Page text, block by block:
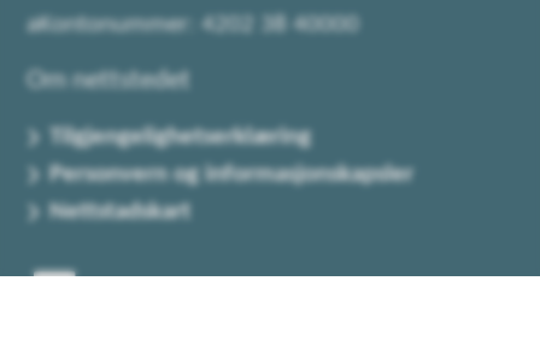
aKontonummer: 4202 38 40000
Om nettstedet
Tilgjengelighetserklæring
Personvern og informasjonskapsler
Nettstadskart